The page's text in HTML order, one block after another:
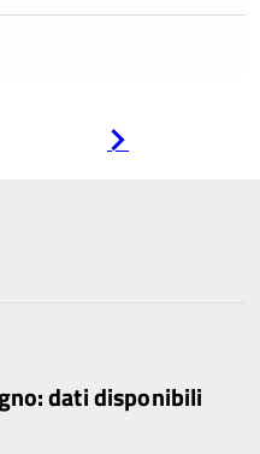
dati disponibili